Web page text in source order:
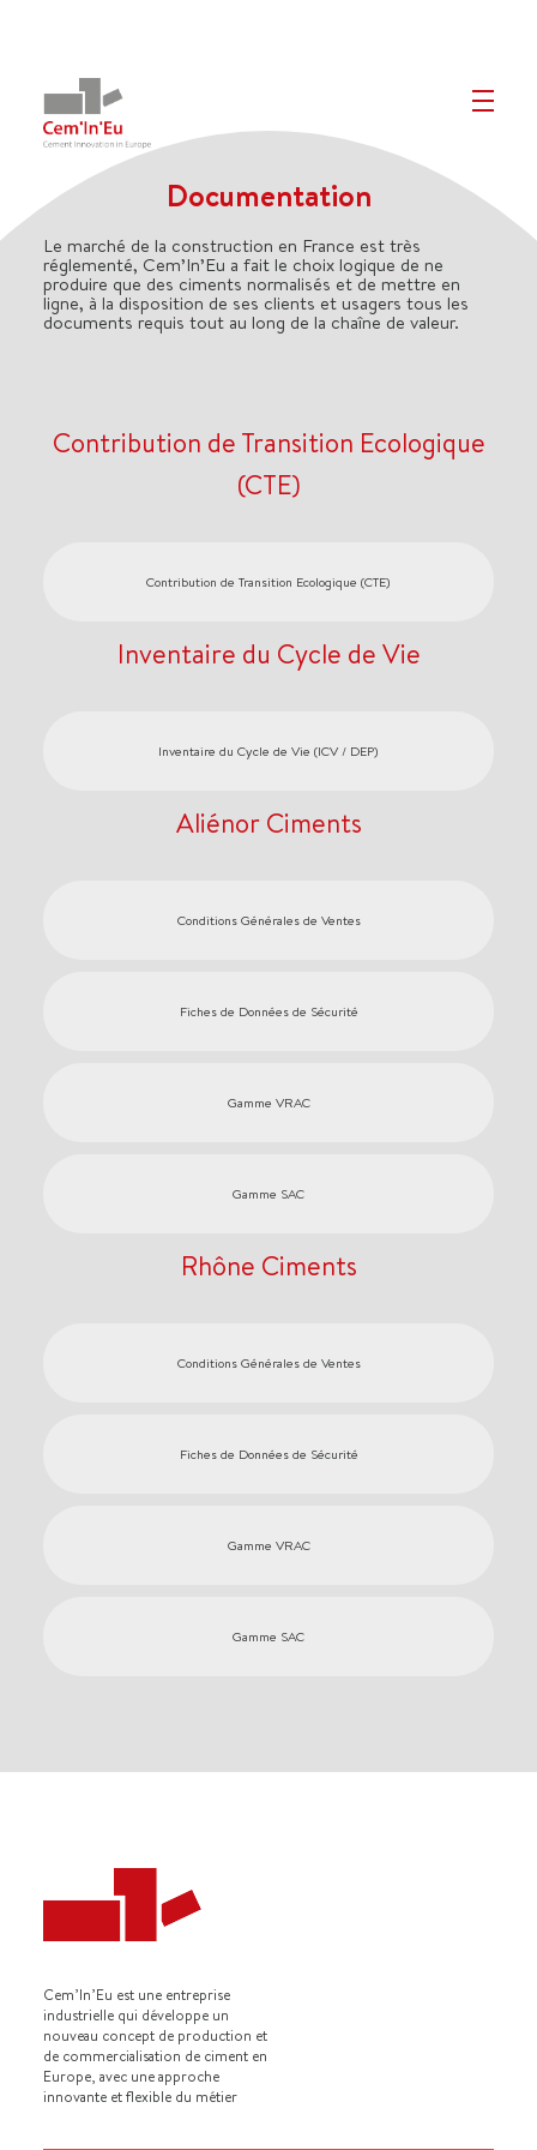
Documentation
Le marché de la construction en France est très
réglementé, Cem’In’Eu a fait le choix logique de ne
produire que des ciments normalisés et de mettre en
ligne, à la disposition de ses clients et usagers tous les
documents requis tout au long de la chaîne de valeur.
Contribution de Transition Ecologique
(CTE)
Contribution de Transition Ecologique (CTE)
Inventaire du Cycle de Vie
Inventaire du Cycle de Vie (ICV / DEP)
Aliénor Ciments
Conditions Générales de Ventes
Fiches de Données de Sécurité
Gamme VRAC
Gamme SAC
Rhône Ciments
Conditions Générales de Ventes
Fiches de Données de Sécurité
Gamme VRAC
Gamme SAC
Cem’In’Eu est une entreprise
industrielle qui développe un
nouveau concept de production et
de commercialisation de ciment en
Europe, avec une approche
innovante et flexible du métier